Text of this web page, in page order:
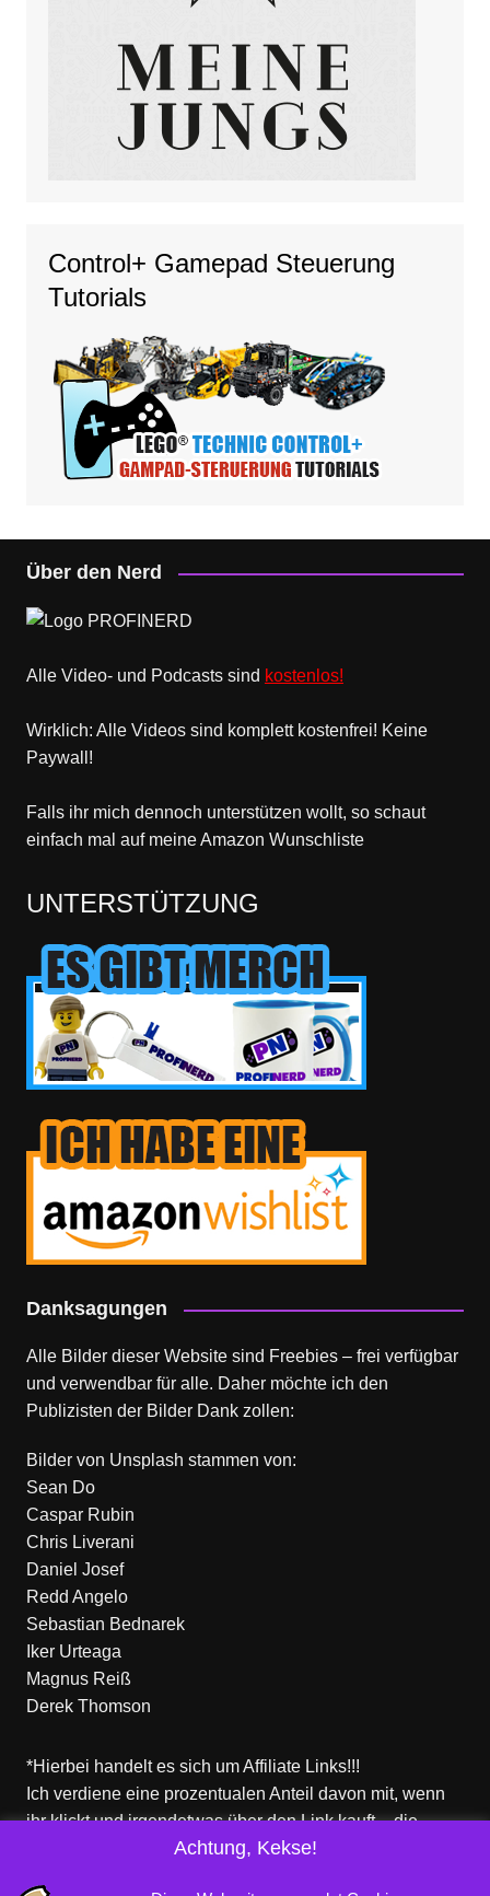
Control+ Gamepad Steuerung
Tutorials
Über den Nerd
Alle Video- und Podcasts sind kostenlos!
Wirklich: Alle Videos sind komplett kostenfrei! Keine
Paywall!
Falls ihr mich dennoch unterstützen wollt, so schaut
einfach mal auf meine Amazon Wunschliste
UNTERSTÜTZUNG
Danksagungen
Alle Bilder dieser Website sind Freebies – frei verfügbar
und verwendbar für alle. Daher möchte ich den
Publizisten der Bilder Dank zollen:
Bilder von Unsplash stammen von:
Sean Do
Caspar Rubin
Chris Liverani
Daniel Josef
Redd Angelo
Sebastian Bednarek
Iker Urteaga
Magnus Reiß
Derek Thomson
*Hierbei handelt es sich um Affiliate Links!!!
Ich verdiene eine prozentualen Anteil davon mit, wenn
ihr klickt und irgendetwas über den Link kauft – die
Produkte dort sind aber nicht von mir!
Achtung, Kekse!